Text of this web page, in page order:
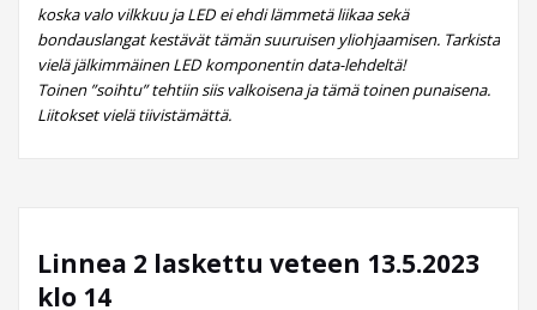
koska valo vilkkuu ja LED ei ehdi lämmetä liikaa sekä
bondauslangat kestävät tämän suuruisen yliohjaamisen. Tarkista
vielä jälkimmäinen LED komponentin data-lehdeltä!
Toinen ”soihtu” tehtiin siis valkoisena ja tämä toinen punaisena.
Liitokset vielä tiivistämättä.
Linnea 2 laskettu veteen 13.5.2023
klo 14